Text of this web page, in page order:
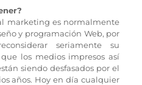
marketing es normalmente
y programación Web, por
seriamente su
los medios impresos así
siendo desfasados por el
años. Hoy en día cualquier